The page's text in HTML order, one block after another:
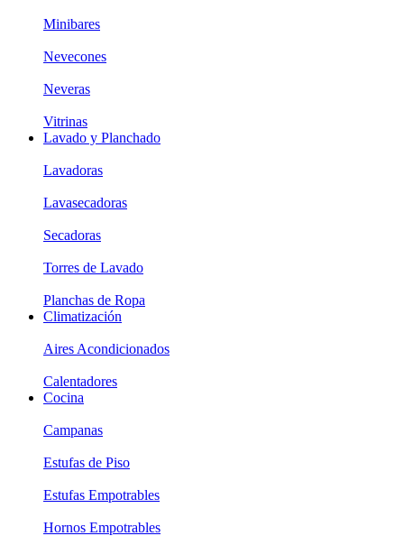
Minibares
Nevecones
Neveras
Vitrinas
Lavado y Planchado
Lavadoras
Lavasecadoras
Secadoras
Torres de Lavado
Planchas de Ropa
Climatización
Aires Acondicionados
Calentadores
Cocina
Campanas
Estufas de Piso
Estufas Empotrables
Hornos Empotrables